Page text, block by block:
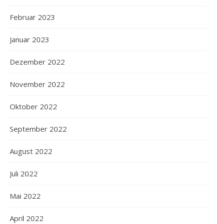
Februar 2023
Januar 2023
Dezember 2022
November 2022
Oktober 2022
September 2022
August 2022
Juli 2022
Mai 2022
April 2022